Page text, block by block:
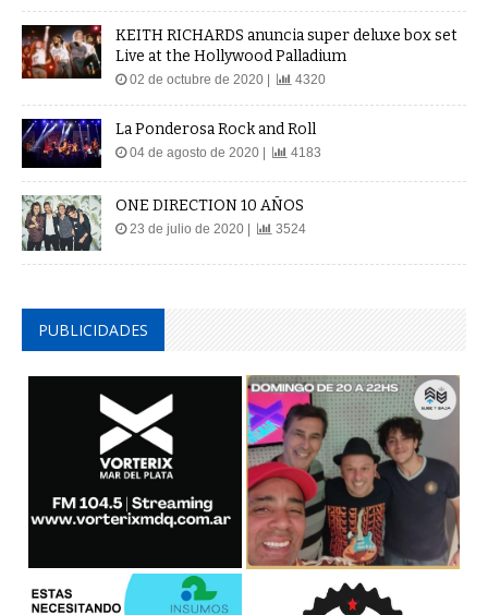
KEITH RICHARDS anuncia super deluxe box set
Live at the Hollywood Palladium
02 de octubre de 2020 | 4320
La Ponderosa Rock and Roll
04 de agosto de 2020 | 4183
ONE DIRECTION 10 AÑOS
23 de julio de 2020 | 3524
PUBLICIDADES